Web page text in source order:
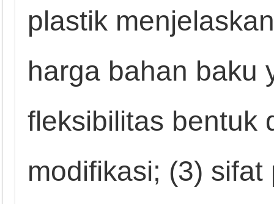
plastik
harga bahan baku
fleksibilitas bentuk
modifikasi; (3)